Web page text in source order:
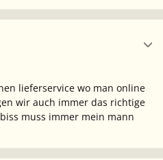
lieferservice wo man online
wir auch immer das richtige
muss immer mein mann